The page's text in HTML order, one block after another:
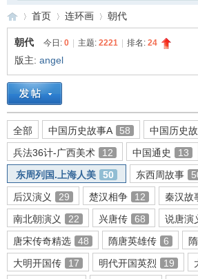
连
环
»
首页
›
连环画
›
朝代
朝代 今日: 0 主题: 2221 排名: 24
版主: angel
全部 中国历史故事A 58 中国历史
兵法36计-广西美术
12 中国通史 13
东周列国.上海人美
50 东西周故事
后汉演义
29 楚汉相争 12 秦汉故
南北朝演义
22 兴唐传 68 说唐演
唐宋传奇精选
48 隋唐英雄传 6
大明开国传
17 明代开国英烈 19